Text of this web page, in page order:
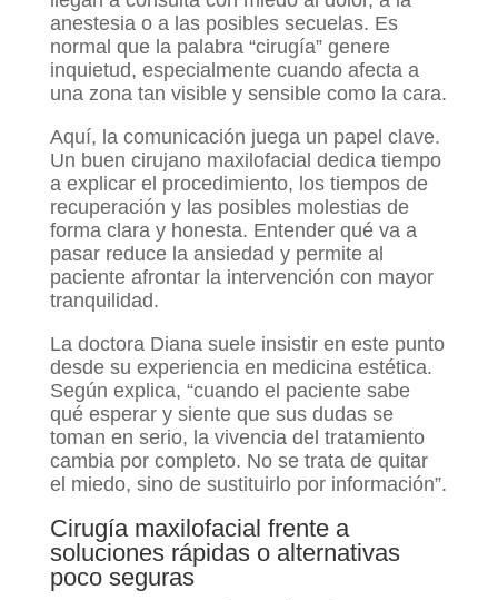
anestesia o a las posibles secuelas. Es
normal que la palabra “cirugía” genere
inquietud, especialmente cuando afecta a
una zona tan visible y sensible como la cara.
Aquí, la comunicación juega un papel clave.
Un buen cirujano maxilofacial dedica tiempo
a explicar el procedimiento, los tiempos de
recuperación y las posibles molestias de
forma clara y honesta. Entender qué va a
pasar reduce la ansiedad y permite al
paciente afrontar la intervención con mayor
tranquilidad.
La doctora Diana suele insistir en este punto
desde su experiencia en medicina estética.
Según explica, “cuando el paciente sabe
qué esperar y siente que sus dudas se
toman en serio, la vivencia del tratamiento
cambia por completo. No se trata de quitar
el miedo, sino de sustituirlo por información”.
Cirugía maxilofacial frente a
soluciones rápidas o alternativas
poco seguras